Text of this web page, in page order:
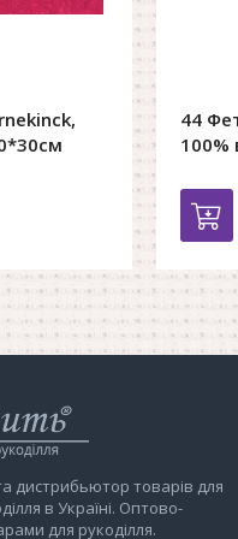
44
100%
дистрибьютор товарів для
в Україні. Оптово-
для рукоділля.